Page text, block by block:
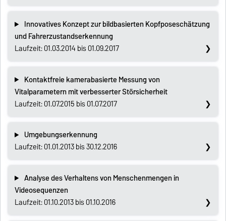
Innovatives Konzept zur bildbasierten Kopfposeschätzung
und Fahrerzustandserkennung
Laufzeit: 01.03.2014 bis 01.09.2017
Kontaktfreie kamerabasierte Messung von
Vitalparametern mit verbesserter Störsicherheit
Laufzeit: 01.07.2015 bis 01.07.2017
Umgebungserkennung
Laufzeit: 01.01.2013 bis 30.12.2016
Analyse des Verhaltens von Menschenmengen in
Videosequenzen
Laufzeit: 01.10.2013 bis 01.10.2016